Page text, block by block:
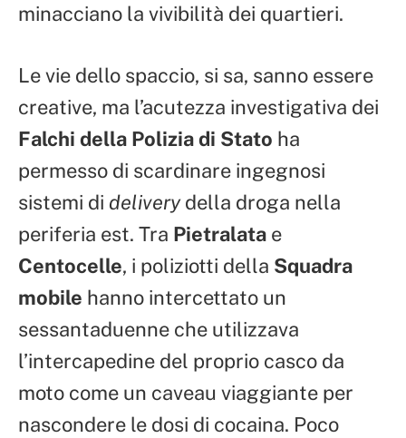
minacciano la vivibilità dei quartieri.
Le vie dello spaccio, si sa, sanno essere
creative, ma l’acutezza investigativa dei
Falchi della Polizia di Stato ha
permesso di scardinare ingegnosi
sistemi di deliverydella droga nella
periferia est. Tra Pietralata e
Centocelle, i poliziotti della Squadra
mobile hanno intercettato un
sessantaduenne che utilizzava
l’intercapedine del proprio casco da
moto come un caveau viaggiante per
nascondere le dosi di cocaina. Poco